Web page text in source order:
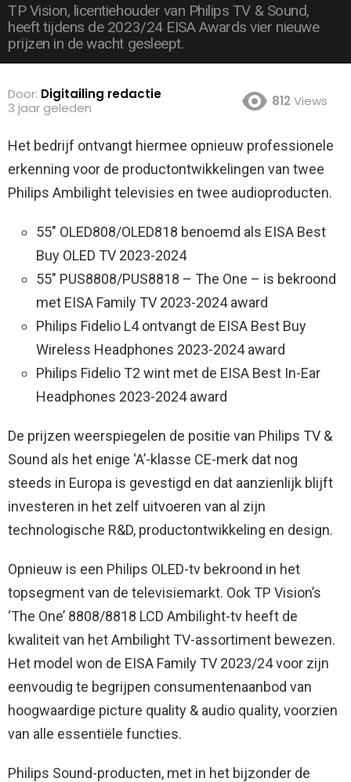
TP Vision, licentiehouder van Philips TV & Sound,
heeft tijdens de 2023/24 EISA Awards vier nieuwe
prijzen in de wacht gesleept.
Door: Digitailing redactie
3 jaar geleden
812 Views
Het bedrijf ontvangt hiermee opnieuw professionele
erkenning voor de productontwikkelingen van twee
Philips Ambilight televisies en twee audioproducten.
55″ OLED808/OLED818 benoemd als EISA Best
Buy OLED TV 2023-2024
55″ PUS8808/PUS8818 – The One – is bekroond
met EISA Family TV 2023-2024 award
Philips Fidelio L4 ontvangt de EISA Best Buy
Wireless Headphones 2023-2024 award
Philips Fidelio T2 wint met de EISA Best In-Ear
Headphones 2023-2024 award
De prijzen weerspiegelen de positie van Philips TV &
Sound als het enige ‘A’-klasse CE-merk dat nog
steeds in Europa is gevestigd en dat aanzienlijk blijft
investeren in het zelf uitvoeren van al zijn
technologische R&D, productontwikkeling en design.
Opnieuw is een Philips OLED-tv bekroond in het
topsegment van de televisiemarkt. Ook TP Vision’s
‘The One’ 8808/8818 LCD Ambilight-tv heeft de
kwaliteit van het Ambilight TV-assortiment bewezen.
Het model won de EISA Family TV 2023/24 voor zijn
eenvoudig te begrijpen consumentenaanbod van
hoogwaardige picture quality & audio quality, voorzien
van alle essentiële functies.
Philips Sound-producten, met in het bijzonder de